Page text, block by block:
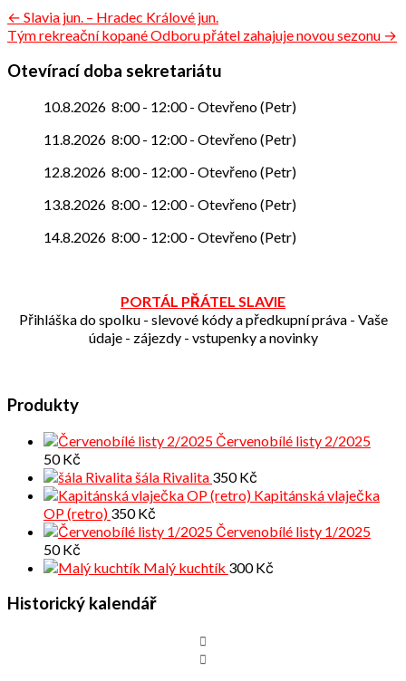
Navigace
pro
příspěvek
← Slavia jun. – Hradec Králové jun.
Tým rekreační kopané Odboru přátel zahajuje novou sezonu →
Otevírací doba sekretariátu
10.8.2026 8:00- 12:00- Otevřeno (Petr)
11.8.2026 8:00- 12:00- Otevřeno (Petr)
12.8.2026 8:00- 12:00- Otevřeno (Petr)
13.8.2026 8:00- 12:00- Otevřeno (Petr)
14.8.2026 8:00- 12:00- Otevřeno (Petr)
PORTÁL PŘÁTEL SLAVIE
Přihláška do spolku - slevové kódy a předkupní práva - Vaše
údaje - zájezdy - vstupenky a novinky
Produkty
Červenobílé listy 2/2025
50Kč
šála Rivalita 350Kč
Kapitánská vlaječka
OP (retro) 350Kč
Červenobílé listy 1/2025
50Kč
Malý kuchtík 300Kč
Historický kalendář